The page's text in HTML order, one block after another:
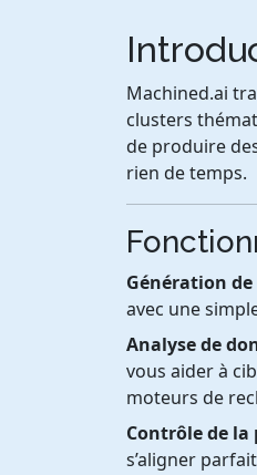
Machined.ai
clusters
de produire
rien de temps.
Génération
avec une
Analyse de
vous aider à
moteurs de
Contrôle de la
s’aligner